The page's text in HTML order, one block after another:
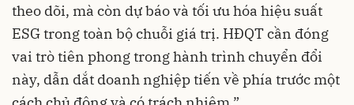
theo dõi, mà còn dự báo và tối ưu hóa hiệu suất
ESG trong toàn bộ chuỗi giá trị. HĐQT cần đóng
vai trò tiên phong trong hành trình chuyển đổi
này, dẫn dắt doanh nghiệp tiến về phía trước một